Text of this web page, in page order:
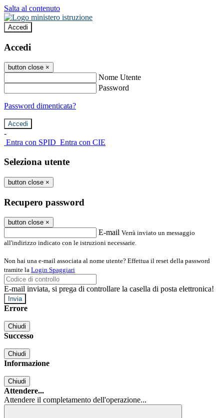
Salta al contenuto
Accedi
Accedi
button close ×
Nome Utente
Password
Password dimenticata?
-
Entra con SPID Entra con CIE
Seleziona utente
button close ×
Recupero password
button close ×
E-mail Verrà inviato un messaggio
all'indirizzo indicato con le istruzioni necessarie.
Non hai una e-mail associata al nome utente? Effettua il reset della password
tramite la Login Spaggiari
E-mail inviata, si prega di controllare la casella di posta elettronica!
Errore
Chiudi
Successo
Chiudi
Informazione
Chiudi
Attendere...
Attendere il completamento dell'operazione...